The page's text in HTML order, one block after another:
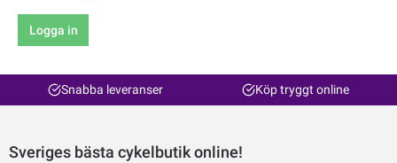
Logga in
Snabba leveranser Köp tryggt online
Sveriges bästa cykelbutik online!